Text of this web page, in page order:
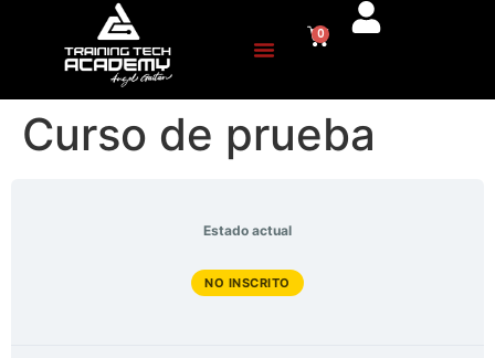
0
Curso de prueba
Estado actual
NO INSCRITO